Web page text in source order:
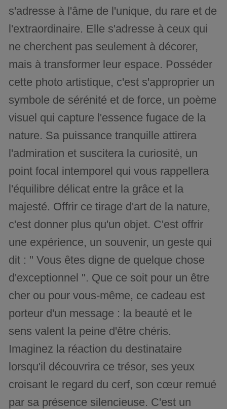
s'adresse à l'âme de l'unique, du rare et de
l'extraordinaire. Elle s'adresse à ceux qui
ne cherchent pas seulement à décorer,
mais à transformer leur espace. Posséder
cette photo artistique, c'est s'approprier un
symbole de sérénité et de force, un poème
visuel qui capture l'essence fugace de la
nature. Sa puissance tranquille attirera
l'admiration et suscitera la curiosité, un
point focal intemporel qui vous rappellera
l'équilibre délicat entre la grâce et la
majesté. Offrir ce tirage d'art de la nature,
c'est donner plus qu'un objet. C'est offrir
une expérience, un souvenir, un geste qui
dit : " Vous êtes digne de quelque chose
d'exceptionnel ". Que ce soit pour un être
cher ou pour vous-même, ce cadeau est
porteur d'un message : la beauté et le
sens valent la peine d'être chéris.
Imaginez la réaction du destinataire
lorsqu'il découvrira ce trésor, ses yeux
croisant le regard du cerf, son cœur remué
par sa présence silencieuse. C'est un